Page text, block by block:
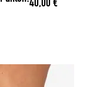
40,00€